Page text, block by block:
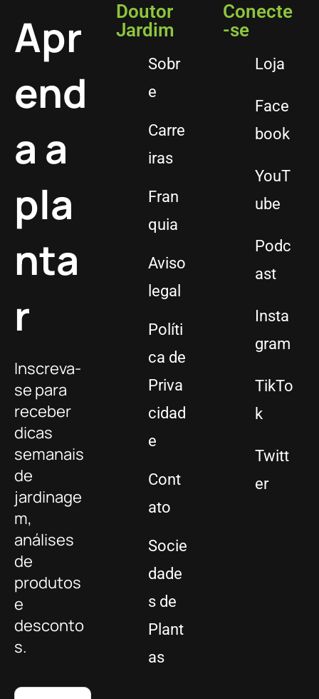
Apr
end
a a
pla
nta
r
Inscreva-
se para
receber
dicas
semanais
de
jardinage
m,
análises
de
produtos
e
desconto
s.
Doutor
Jardim
Sobr
e
Carre
iras
Fran
quia
Aviso
legal
Políti
ca de
Priva
cidad
e
Cont
ato
Socie
dade
s de
Plant
as
Conecte
-se
Loja
Face
book
YouT
ube
Podc
ast
Insta
gram
TikTo
k
Twitt
er